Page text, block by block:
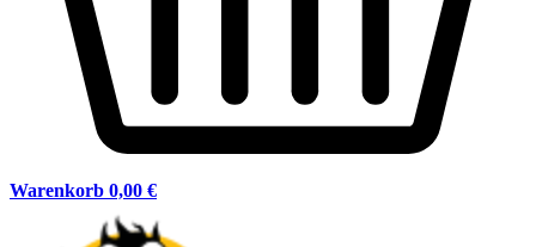
Warenkorb 0,00 €